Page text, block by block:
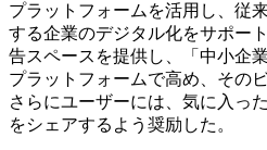
プラットフォームを活用し、従
する企業のデジタル化をサポー
告スペースを提供し、「中小企
プラットフォームで高め、その
さらにユーザーには、気に入っ
をシェアするよう奨励した。